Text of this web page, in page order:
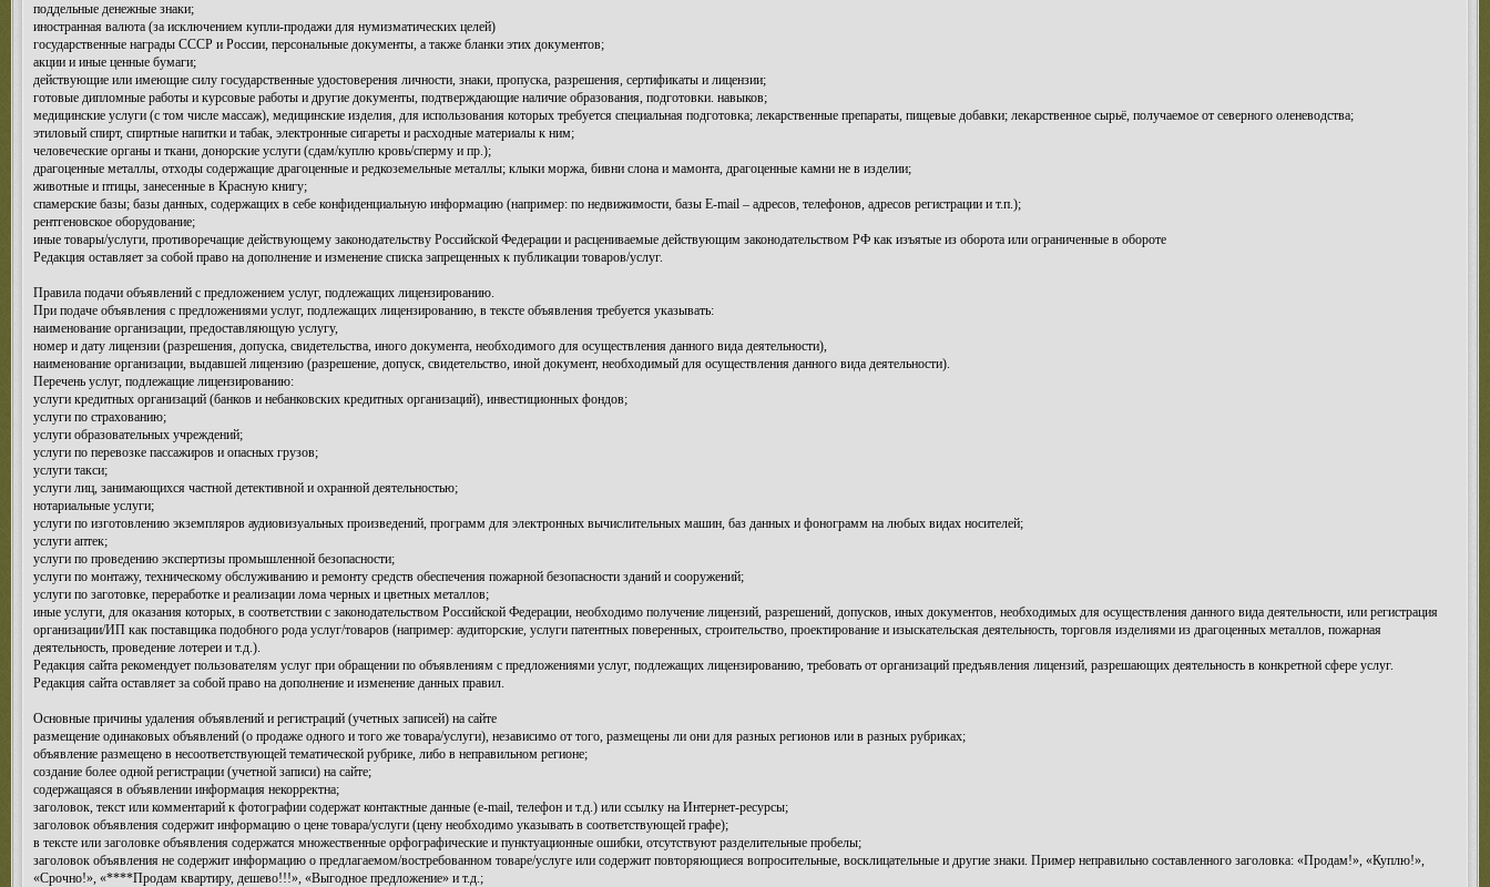
поддельные денежные знаки;
иностранная валюта (за исключением купли-продажи для нумизматических целей)
государственные награды СССР и России, персональные документы, а также бланки этих документов;
акции и иные ценные бумаги;
действующие или имеющие силу государственные удостоверения личности, знаки, пропуска, разрешения, сертификаты и лицензии;
готовые дипломные работы и курсовые работы и другие документы, подтверждающие наличие образования, подготовки. навыков;
медицинские услуги (с том числе массаж), медицинские изделия, для использования которых требуется специальная подготовка; лекарственные препараты, пищевые добавки; лекарственное сырьё, получаемое от северного оленеводства;
этиловый спирт, спиртные напитки и табак, электронные сигареты и расходные материалы к ним;
человеческие органы и ткани, донорские услуги (сдам/куплю кровь/сперму и пр.);
драгоценные металлы, отходы содержащие драгоценные и редкоземельные металлы; клыки моржа, бивни слона и мамонта, драгоценные камни не в изделии;
животные и птицы, занесенные в Красную книгу;
спамерские базы; базы данных, содержащих в себе конфиденциальную информацию (например: по недвижимости, базы E-mail – адресов, телефонов, адресов регистрации и т.п.);
рентгеновское оборудование;
иные товары/услуги, противоречащие действующему законодательству Российской Федерации и расцениваемые действующим законодательством РФ как изъятые из оборота или ограниченные в обороте
Редакция оставляет за собой право на дополнение и изменение списка запрещенных к публикации товаров/услуг.
Правила подачи объявлений с предложением услуг, подлежащих лицензированию.
При подаче объявления с предложениями услуг, подлежащих лицензированию, в тексте объявления требуется указывать:
наименование организации, предоставляющую услугу,
номер и дату лицензии (разрешения, допуска, свидетельства, иного документа, необходимого для осуществления данного вида деятельности),
наименование организации, выдавшей лицензию (разрешение, допуск, свидетельство, иной документ, необходимый для осуществления данного вида деятельности).
Перечень услуг, подлежащие лицензированию:
услуги кредитных организаций (банков и небанковских кредитных организаций), инвестиционных фондов;
услуги по страхованию;
услуги образовательных учреждений;
услуги по перевозке пассажиров и опасных грузов;
услуги такси;
услуги лиц, занимающихся частной детективной и охранной деятельностью;
нотариальные услуги;
услуги по изготовлению экземпляров аудиовизуальных произведений, программ для электронных вычислительных машин, баз данных и фонограмм на любых видах носителей;
услуги аптек;
услуги по проведению экспертизы промышленной безопасности;
услуги по монтажу, техническому обслуживанию и ремонту средств обеспечения пожарной безопасности зданий и сооружений;
услуги по заготовке, переработке и реализации лома черных и цветных металлов;
иные услуги, для оказания которых, в соответствии с законодательством Российской Федерации, необходимо получение лицензий, разрешений, допусков, иных документов, необходимых для осуществления данного вида деятельности, или регистрация
организации/ИП как поставщика подобного рода услуг/товаров (например: аудиторские, услуги патентных поверенных, строительство, проектирование и изыскательская деятельность, торговля изделиями из драгоценных металлов, пожарная
деятельность, проведение лотереи и т.д.).
Редакция сайта рекомендует пользователям услуг при обращении по объявлениям с предложениями услуг, подлежащих лицензированию, требовать от организаций предъявления лицензий, разрешающих деятельность в конкретной сфере услуг.
Редакция сайта оставляет за собой право на дополнение и изменение данных правил.
Основные причины удаления объявлений и регистраций (учетных записей) на сайте
размещение одинаковых объявлений (о продаже одного и того же товара/услуги), независимо от того, размещены ли они для разных регионов или в разных рубриках;
объявление размещено в несоответствующей тематической рубрике, либо в неправильном регионе;
создание более одной регистрации (учетной записи) на сайте;
содержащаяся в объявлении информация некорректна;
заголовок, текст или комментарий к фотографии содержат контактные данные (e-mail, телефон и т.д.) или ссылку на Интернет-ресурсы;
заголовок объявления содержит информацию о цене товара/услуги (цену необходимо указывать в соответствующей графе);
в тексте или заголовке объявления содержатся множественные орфографические и пунктуационные ошибки, отсутствуют разделительные пробелы;
заголовок объявления не содержит информацию о предлагаемом/востребованном товаре/услуге или содержит повторяющиеся вопросительные, восклицательные и другие знаки. Пример неправильно составленного заголовка: «Продам!», «Куплю!»,
«Срочно!», «****Продам квартиру, дешево!!!», «Выгодное предложение» и т.д.;